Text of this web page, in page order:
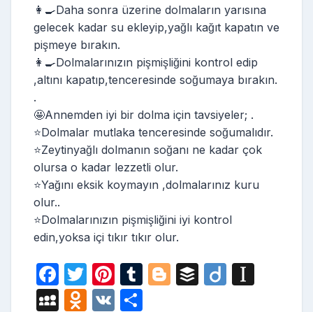
👩‍🍳Daha sonra üzerine dolmaların yarısına
gelecek kadar su ekleyip,yağlı kağıt kapatın ve
pişmeye bırakın.
👩‍🍳Dolmalarınızın pişmişliğini kontrol edip
,altını kapatıp,tenceresinde soğumaya bırakın.
.
🤩Annemden iyi bir dolma için tavsiyeler; .
⭐️Dolmalar mutlaka tenceresinde soğumalıdır.
⭐️Zeytinyağlı dolmanın soğanı ne kadar çok
olursa o kadar lezzetli olur.
⭐️Yağını eksik koymayın ,dolmalarınız kuru
olur..
⭐️Dolmalarınızın pişmişliğini iyi kontrol
edin,yoksa içi tıkır tıkır olur.
F
a
T
w
Pi
nt
T
Bl B
Di
M O V